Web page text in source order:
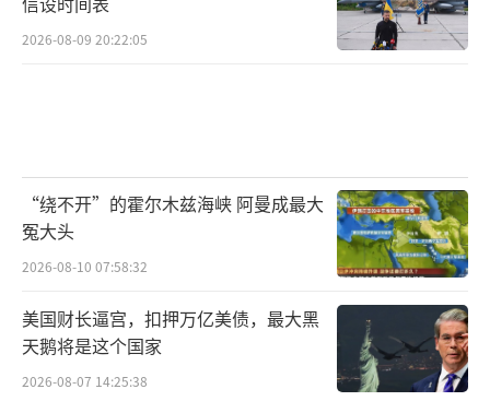
可问题是，赖清德及民进党当局真的“强
的‘一切投资’？”
据台湾“中时新闻网”报道，前民代郭正
亮则在岛内政论节目中痛骂民进党当局，“什
混蛋‘政府’！”台湾“梅花新闻网”引述萧
旭岑批民进党，此时还推“大罢免”就是“出
2026-08-09 20:22:05
“绕不开”的霍尔木兹海峡 阿曼成最大
冤大头
2026-08-10 07:58:32
美国财长逼宫，扣押万亿美债，最大黑
天鹅将是这个国家
2026-08-07 14:25:38